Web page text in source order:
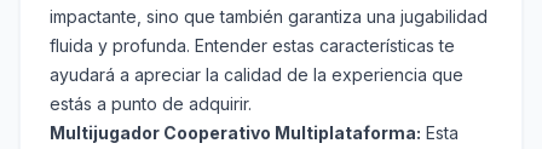
impactante, sino que también garantiza una jugabilidad
fluida y profunda. Entender estas características te
ayudará a apreciar la calidad de la experiencia que
estás a punto de adquirir.
Multijugador Cooperativo Multiplataforma: Esta